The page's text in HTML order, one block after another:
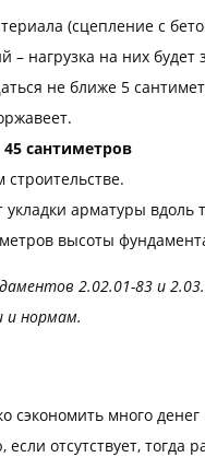
(сцепление с
– нагрузка на них
не ближе 5
сантиметров
арматуры
высоты
2.02.01-83 и
и нормам.
много
отсутствует,